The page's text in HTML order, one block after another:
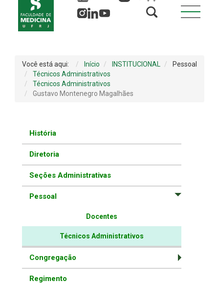
Você está aqui: Início INSTITUCIONAL
Pessoal
Técnicos Administrativos
Técnicos Administrativos
Gustavo Montenegro Magalhães
História
Diretoria
Seções Administrativas
Pessoal
Docentes
Técnicos Administrativos
Congregação
Regimento